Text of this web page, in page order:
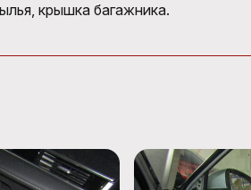
крышка багажника.